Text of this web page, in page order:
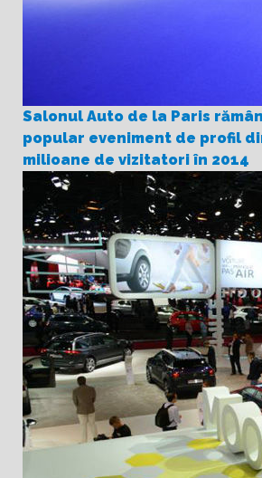
Salonul Auto de la Paris
popular eveniment de profil
milioane de vizitatori în 2014